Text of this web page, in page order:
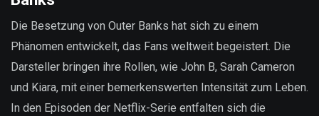
Die Besetzung von Outer Banks hat sich zu einem
Phänomen entwickelt, das Fans weltweit begeistert. Die
Darsteller bringen ihre Rollen, wie John B, Sarah Cameron
und Kiara, mit einer bemerkenswerten Intensität zum Leben.
In den Episoden der Netflix-Serie entfalten sich die